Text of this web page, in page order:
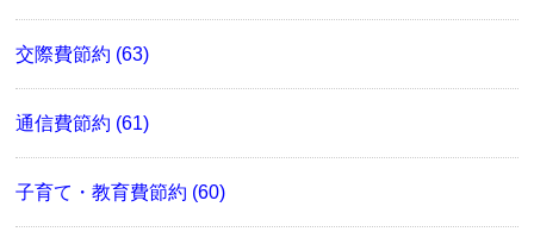
交際費節約 (63)
通信費節約 (61)
子育て・教育費節約 (60)